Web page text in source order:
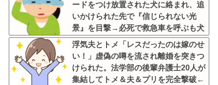
ードをつけ放置された犬に絡まれ、追
いかけられた先で『信じられない光
景』を目撃→必死で救急車を呼ぶも犬
と取り残されて・・・
浮気夫とトメ「レスだったのは嫁のせ
い！」虚偽の噂を流され離婚を突きつ
けられた。法学部の後輩弁護士20人が
集結してトメ＆夫＆プリを完全撃破←